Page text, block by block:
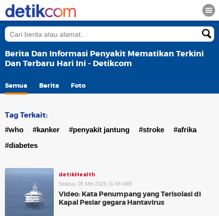
Berita Dan Informasi Penyakit Mematikan Terkini
Dan Terbaru Hari Ini - Detikcom
Semua Berita Foto
Tag Terkait:
#who #kanker #penyakit jantung #stroke
#afrika
#diabetes
detikHealth
Selasa, 05 Mei 2026 11:48 WIB
Video: Kata Penumpang yang Terisolasi di
Kapal Pesiar gegara Hantavirus